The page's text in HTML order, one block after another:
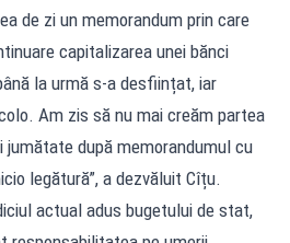
de zi un memorandum prin care
capitalizarea unei bănci
la urmă s-a desființat, iar
Am zis să nu mai creăm partea
după memorandumul cu
legătură”, a dezvăluit Cîțu.
actual adus bugetului de stat,